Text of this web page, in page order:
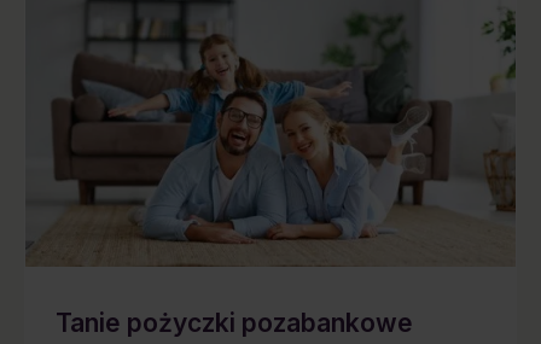
Tanie pożyczki pozabankowe